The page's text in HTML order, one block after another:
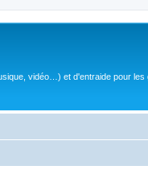
vidéo…) et d'entraide pour